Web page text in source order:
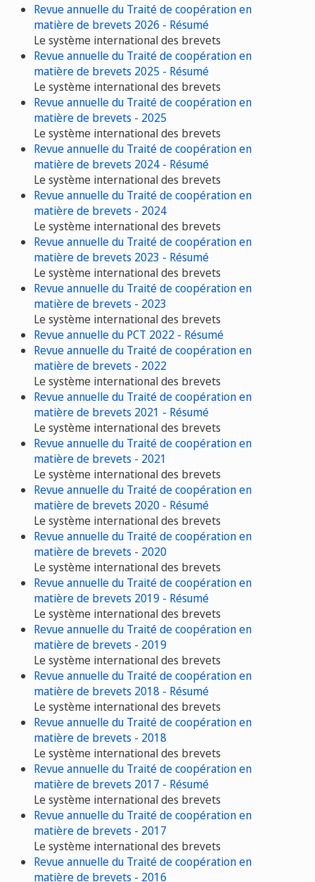
Revue annuelle du Traité de coopération en
matière de brevets 2026 - Résumé
Le système international des brevets
Revue annuelle du Traité de coopération en
matière de brevets 2025 - Résumé
Le système international des brevets
Revue annuelle du Traité de coopération en
matière de brevets - 2025
Le système international des brevets
Revue annuelle du Traité de coopération en
matière de brevets 2024 - Résumé
Le système international des brevets
Revue annuelle du Traité de coopération en
matière de brevets - 2024
Le système international des brevets
Revue annuelle du Traité de coopération en
matière de brevets 2023 - Résumé
Le système international des brevets
Revue annuelle du Traité de coopération en
matière de brevets - 2023
Le système international des brevets
Revue annuelle du PCT 2022 - Résumé
Revue annuelle du Traité de coopération en
matière de brevets - 2022
Le système international des brevets
Revue annuelle du Traité de coopération en
matière de brevets 2021 - Résumé
Le système international des brevets
Revue annuelle du Traité de coopération en
matière de brevets - 2021
Le système international des brevets
Revue annuelle du Traité de coopération en
matière de brevets 2020 - Résumé
Le système international des brevets
Revue annuelle du Traité de coopération en
matière de brevets - 2020
Le système international des brevets
Revue annuelle du Traité de coopération en
matière de brevets 2019 - Résumé
Le système international des brevets
Revue annuelle du Traité de coopération en
matière de brevets - 2019
Le système international des brevets
Revue annuelle du Traité de coopération en
matière de brevets 2018 - Résumé
Le système international des brevets
Revue annuelle du Traité de coopération en
matière de brevets - 2018
Le système international des brevets
Revue annuelle du Traité de coopération en
matière de brevets 2017 - Résumé
Le système international des brevets
Revue annuelle du Traité de coopération en
matière de brevets - 2017
Le système international des brevets
Revue annuelle du Traité de coopération en
matière de brevets - 2016